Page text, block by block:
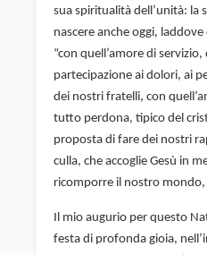
sua spiritualità dell’unità: la
nascere anche oggi,
“con quell’amore di
partecipazione ai dolori, ai
dei nostri fratelli, con
tutto perdona, tipico del
proposta di fare dei nostri
culla, che accoglie Gesù in
ricomporre il nostro
Il mio augurio per questo
festa di profonda gioia,